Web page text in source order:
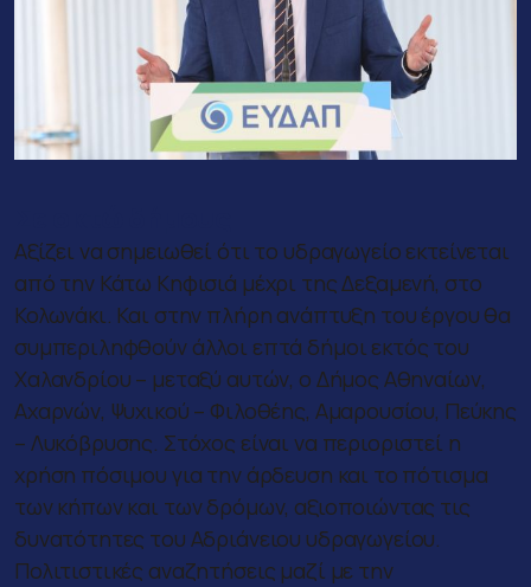
Αξίζει να σημειωθεί ότι το υδραγωγείο εκτείνεται
από την Κάτω Κηφισιά μέχρι της Δεξαμενή, στο
Κολωνάκι. Και στην πλήρη ανάπτυξη του έργου θα
συμπεριληφθούν άλλοι επτά δήμοι εκτός του
Χαλανδρίου – μεταξύ αυτών, ο Δήμος Αθηναίων,
Αχαρνών, Ψυχικού – Φιλοθέης, Αμαρουσίου, Πεύκης
– Λυκόβρυσης. Στόχος είναι να περιοριστεί η
χρήση πόσιμου για την άρδευση και το πότισμα
των κήπων και των δρόμων, αξιοποιώντας τις
δυνατότητες του Αδριάνειου υδραγωγείου.
Πολιτιστικές αναζητήσεις μαζί με την